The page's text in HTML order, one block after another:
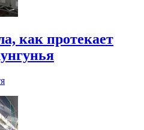
как протекает